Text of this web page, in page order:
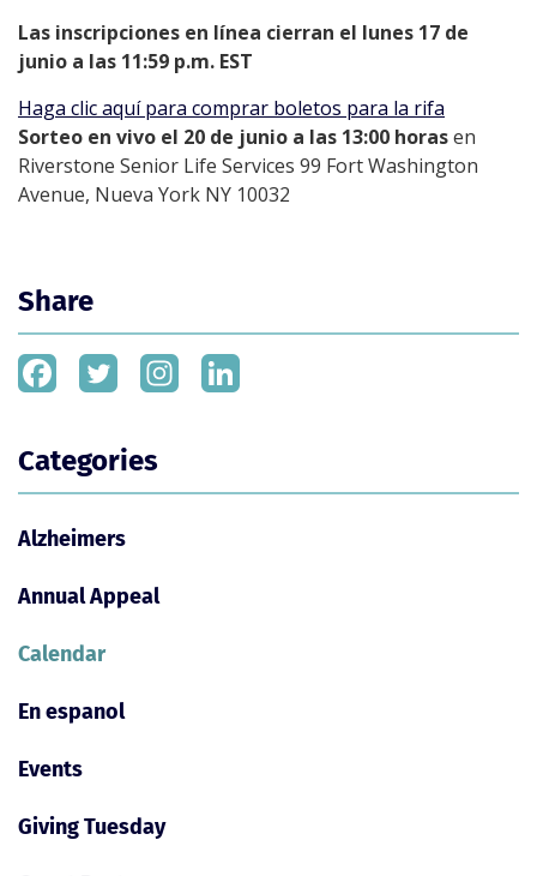
Las inscripciones en línea cierran el lunes 17 de
junio a las 11:59 p.m. EST
Haga clic aquí para comprar boletos para la rifa
Sorteo en vivo el 20 de junio a las 13:00 horasen
Riverstone Senior Life Services 99 Fort Washington
Avenue, Nueva York NY 10032
Share
Categories
Alzheimers
Annual Appeal
Calendar
En espanol
Events
Giving Tuesday